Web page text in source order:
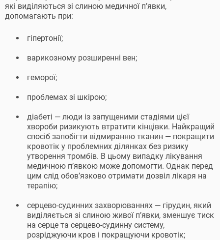
які виділяються зі слиною медичної п’явки,
допомагають при:
гіпертонії;
варикозному розширенні вен;
геморої;
проблемах зі шкірою;
діабеті — люди із запущеними стадіями цієї
хвороби ризикують втратити кінцівки. Найкращий
спосіб запобігти відмиранню тканин — покращити
кровотік у проблемних ділянках без ризику
утворення тромбів. В цьому випадку лікування
медичною п’явкою може допомогти. Однак перед
цим слід обов’язково отримати дозвіл лікаря на
терапію;
серцево-судинних захворюваннях — гірудин, який
виділяється зі слиною живої п’явки, зменшує тиск
на серце та серцево-судинну систему,
розріджуючи кров і покращуючи кровотік;